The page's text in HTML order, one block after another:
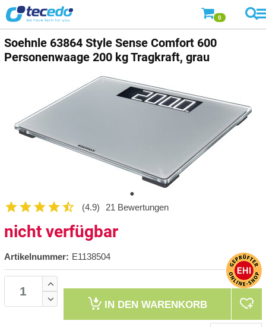
0
Soehnle 63864 Style Sense Comfort 600
Personenwaage 200 kg Tragkraft, grau
(4.9) 21 Bewertungen
nicht verfügbar
Artikelnummer: E1138504
IN DEN WARENKORB